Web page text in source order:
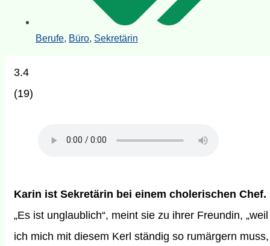
Berufe, Büro, Sekretärin
3.4
(19)
Karin ist Sekretärin bei einem cholerischen Chef.
„Es ist unglaublich“, meint sie zu ihrer Freundin, „weil
ich mich mit diesem Kerl ständig so rumärgern muss,